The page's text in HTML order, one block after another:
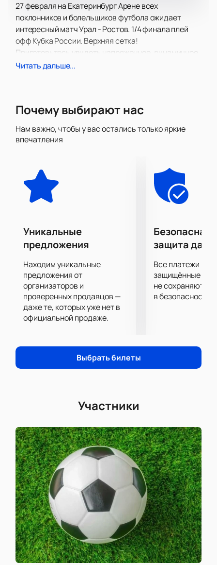
27 февраля на Екатеринбург Арене всех
поклонников и болельщиков футбола ожидает
интересный матч Урал - Ростов. 1/4 финала плей
офф Кубка России. Верхняя сетка!
Приготовьтесь увидеть напряженное, динамичное
противостояние соперников, лучших из лучших! На
С трибун вы не пропустите ни одного важного
арене будете буквально затаив дыхание.
У вас есть уникальный шанс стать
шоу, ведь ваша поддержка с трибун важна для
спортсменов также как хорошая физическая
форма, подготовка и мастерство!
Бескомпромиссная встреча соперников
Читать дальше...
Почему выбирают нас
Нам важно, чтобы у вас остались только яркие
впечатления
Уникальные
предложения
Находим уникальные
предложения от
организаторов и
проверенных продавцов —
даже те, которых уже нет в
официальной продаже.
Безопасная
защита
Все платежи
защищённые
не сохраняются
в безопасности.
Выбрать билеты
Участники